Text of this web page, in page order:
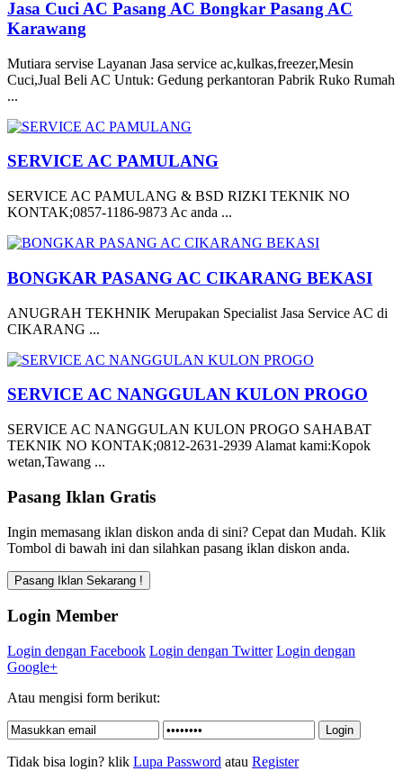
Jasa Cuci AC Pasang AC Bongkar Pasang AC
Karawang
Mutiara servise Layanan Jasa service ac,kulkas,freezer,Mesin
Cuci,Jual Beli AC Untuk: Gedung perkantoran Pabrik Ruko Rumah
...
SERVICE AC PAMULANG
SERVICE AC PAMULANG & BSD RIZKI TEKNIK NO
KONTAK;0857-1186-9873 Ac anda ...
BONGKAR PASANG AC CIKARANG BEKASI
ANUGRAH TEKHNIK Merupakan Specialist Jasa Service AC di
CIKARANG ...
SERVICE AC NANGGULAN KULON PROGO
SERVICE AC NANGGULAN KULON PROGO SAHABAT
TEKNIK NO KONTAK;0812-2631-2939 Alamat kami:Kopok
wetan,Tawang ...
Pasang Iklan Gratis
Ingin memasang iklan diskon anda di sini? Cepat dan Mudah. Klik
Tombol di bawah ini dan silahkan pasang iklan diskon anda.
Login Member
Login dengan Facebook Login dengan Twitter Login dengan
Google+
Atau mengisi form berikut:
Tidak bisa login? klik Lupa Password atau Register